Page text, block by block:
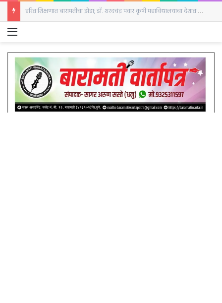
हरित शिक्षणात बारामतीचा झेंडा; डॉ. शरदचंद्र पवार कृषी महाविद्यालयाचा देशात गौरव
Menu